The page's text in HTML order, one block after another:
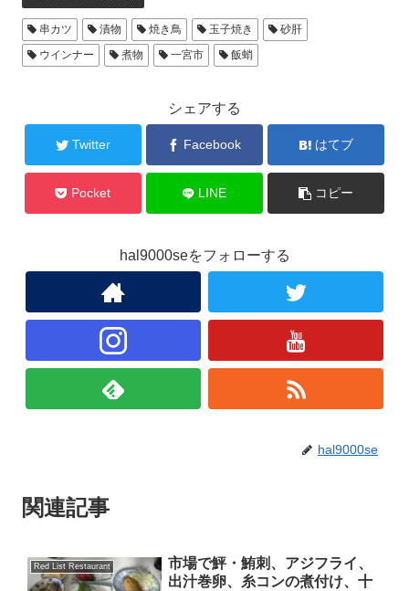
串カツ 漬物 焼き鳥 玉子焼き
砂肝
ウインナー
煮物 一宮市 飯蛸
シェアする
Twitter Facebook はてブ
Pocket LINE コピー
hal9000seをフォローする
hal9000se
関連記事
Red List Restaurant
市場で鮃・鮪刺、アジフライ、
出汁巻卵、糸コンの煮付け、十